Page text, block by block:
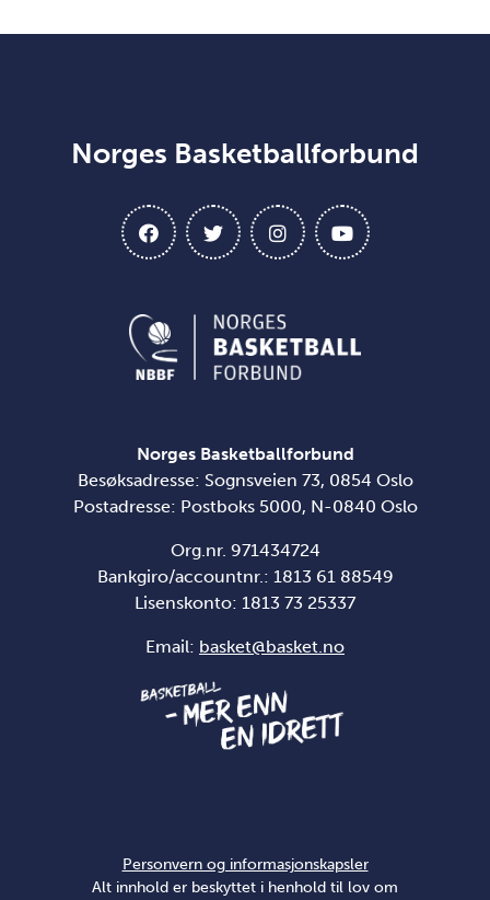
Norges Basketballforbund
Norges Basketballforbund
Besøksadresse: Sognsveien 73, 0854 Oslo
Postadresse: Postboks 5000, N-0840 Oslo
Org.nr. 971434724
Bankgiro/accountnr.: 1813 61 88549
Lisenskonto: 1813 73 25337
Email: basket@basket.no
Personvern og informasjonskapsler
Alt innhold er beskyttet i henhold til lov om